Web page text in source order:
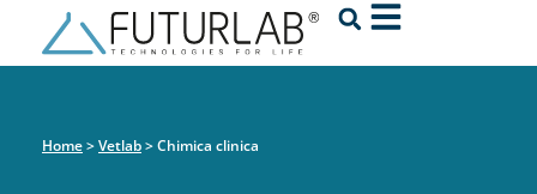
Home>Vetlab>Chimica clinica